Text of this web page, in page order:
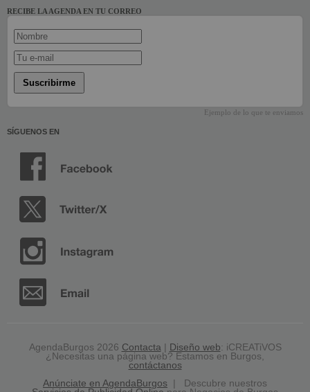
RECIBE LA AGENDA EN TU CORREO
Suscribirme
Ejemplo de lo que te enviamos
SÍGUENOS EN
AgendaBurgos 2026 Contacta| Diseño web: iCREATiVOS
¿Necesitas una página web? Estamos en Burgos,
contáctanos
Anúnciate en AgendaBurgos | Descubre nuestros